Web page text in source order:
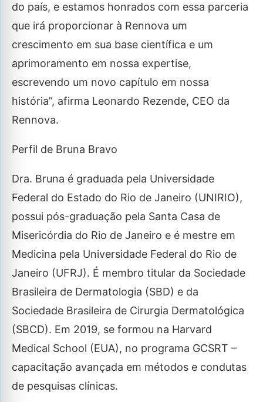
do país, e estamos honrados com essa parceria
que irá proporcionar à Rennova um
crescimento em sua base científica e um
aprimoramento em nossa expertise,
escrevendo um novo capítulo em nossa
história”, afirma Leonardo Rezende, CEO da
Rennova.
Perfil de Bruna Bravo
Dra. Bruna é graduada pela Universidade
Federal do Estado do Rio de Janeiro (UNIRIO),
possui pós-graduação pela Santa Casa de
Misericórdia do Rio de Janeiro e é mestre em
Medicina pela Universidade Federal do Rio de
Janeiro (UFRJ). É membro titular da Sociedade
Brasileira de Dermatologia (SBD) e da
Sociedade Brasileira de Cirurgia Dermatológica
(SBCD). Em 2019, se formou na Harvard
Medical School (EUA), no programa GCSRT –
capacitação avançada em métodos e condutas
de pesquisas clínicas.